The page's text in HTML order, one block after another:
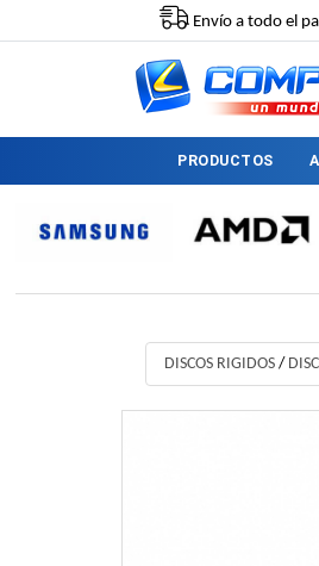
PRODUCTOS
Envío a todo el
DISCOS RIGIDOS /